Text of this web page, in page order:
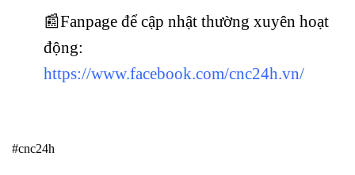
📰Fanpage để cập nhật thường xuyên hoạt
động:
https://www.facebook.com/cnc24h.vn/
#cnc24h